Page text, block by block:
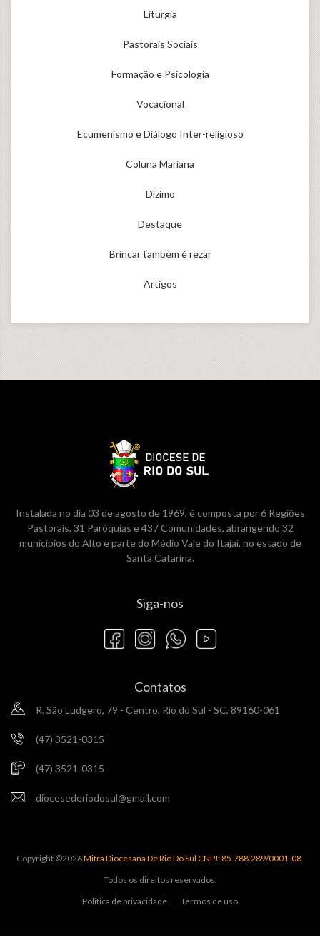
Liturgia
Pastorais Sociais
Formação e Psicologia
Vocacional
Ecumenismo e Diálogo Inter-religioso
Coluna Mariana
Dízimo
Destaque
Brincar também é rezar
Artigos
Instalada no dia 03 de agosto de 1969, é composta por 6 Regiões
Pastorais, 31 Paróquias e 437 Comunidades, abrangendo 32
municípios do Alto e parte do Médio Vale do Itajaí, no estado de
Santa Catarina.
Siga-nos
Contatos
R. São Ludgero, 79 - Centro, Rio do Sul - SC, 89160-061
(47) 3521-0315
(47) 3521-0315
diocesederiodosul@gmail.com
Copyright ©2026Mitra Diocesana De Rio Do Sul CNPJ: 85.788.289/0001-08
Todos os direitos reservados.
Politica de privacidade
Termos de uso